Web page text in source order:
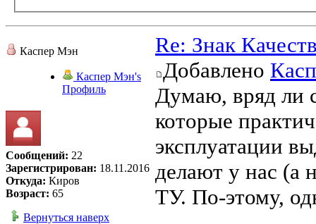
Каспер Мэн
Каспер Мэн's
Профиль
Сообщений: 22
Зарегистрирован: 18.11.2016
Откуда: Киров
Возраст: 65
Re: Знак
Добавлено
Думаю, вряд ли
которые
эксплуатации
делают у нас (а
ТУ. По-этому,
Вернуться наверх